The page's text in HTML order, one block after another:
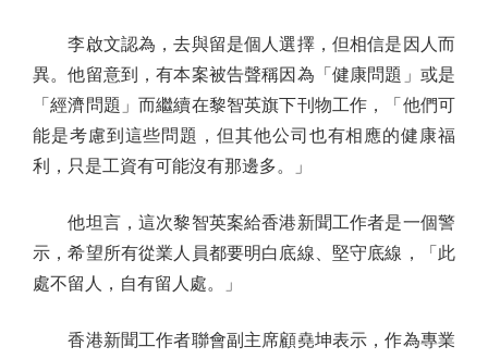
李啟文認為，去與留是個人選擇，但相信是因人而
異。他留意到，有本案被告聲稱因為「健康問題」或是
「經濟問題」而繼續在黎智英旗下刊物工作，「他們可
能是考慮到這些問題，但其他公司也有相應的健康福
利，只是工資有可能沒有那邊多。」
他坦言，這次黎智英案給香港新聞工作者是一個警
示，希望所有從業人員都要明白底線、堅守底線，「此
處不留人，自有留人處。」
香港新聞工作者聯會副主席顧堯坤表示，作為專業